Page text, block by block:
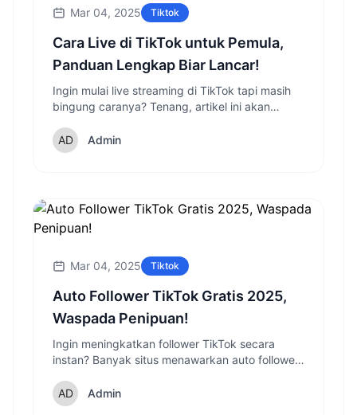
Mar 04, 2025 Tiktok
Cara Live di TikTok untuk Pemula,
Panduan Lengkap Biar Lancar!
Ingin mulai live streaming di TikTok tapi masih
bingung caranya? Tenang, artikel ini akan
lengkap dengan tips agar live-mu ramai
penonton dan menghasilkan koin!
Admin
Mar 04, 2025 Tiktok
Auto Follower TikTok Gratis 2025,
Waspada Penipuan!
Ingin meningkatkan follower TikTok secara
instan? Banyak situs menawarkan auto follower
mengejutkan dan cara aman mendapatkan
follower TikTok yang jarang diketahui!
Admin